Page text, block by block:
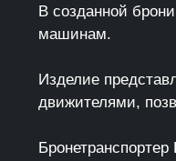
В созданной
машинам.
Изделие
движителями,